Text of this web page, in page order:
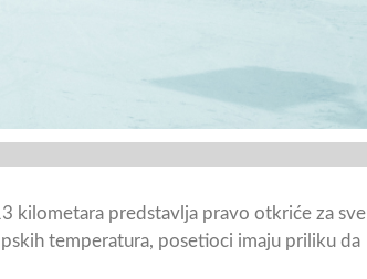
kilometara predstavlja pravo otkriće za sve
temperatura, posetioci imaju priliku da